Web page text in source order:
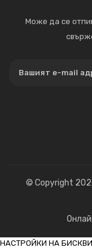
Може да се
© Copyright
НАСТРОЙКИ НА